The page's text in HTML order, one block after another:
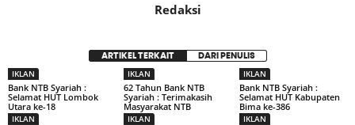
Redaksi
ARTIKEL TERKAIT DARI PENULIS
IKLAN
Bank NTB Syariah :
Selamat HUT Lombok
Utara ke-18
IKLAN
62 Tahun Bank NTB
Syariah : Terimakasih
Masyarakat NTB
IKLAN
Bank NTB Syariah :
Selamat HUT Kabupaten
Bima ke-386
IKLAN IKLAN IKLAN